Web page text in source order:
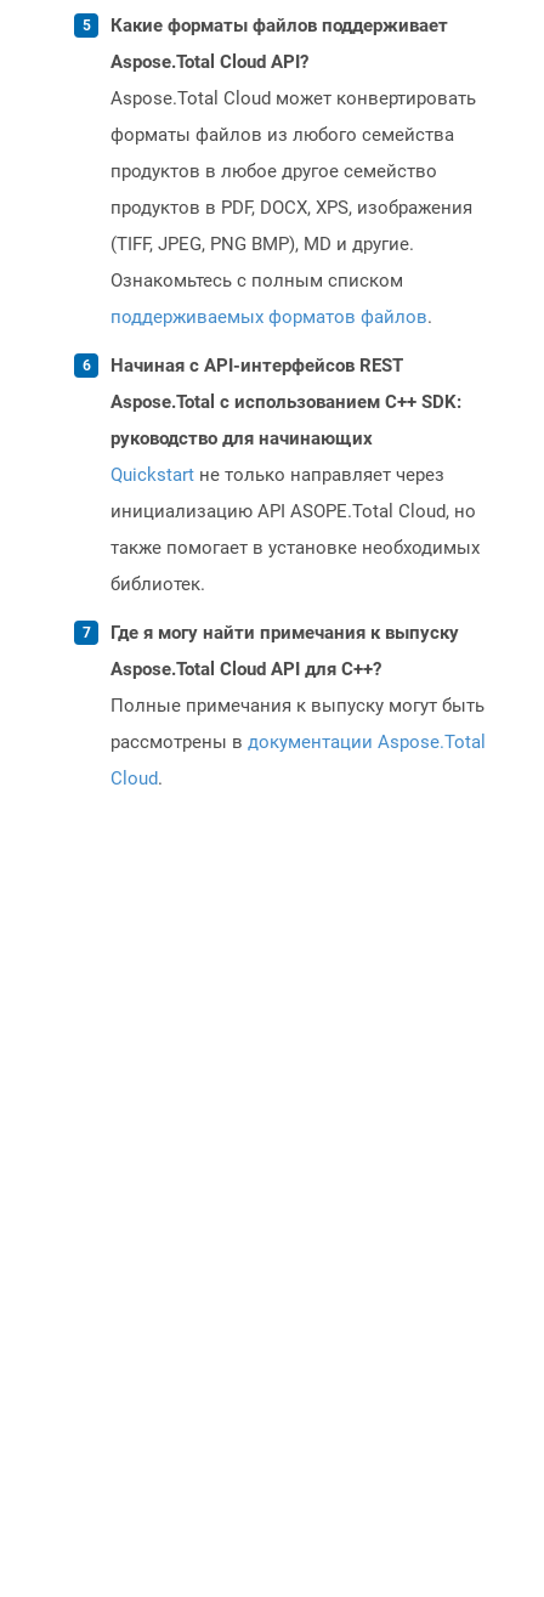
Какие форматы файлов поддерживает
Aspose.Total Cloud API?
Aspose.Total Cloud может конвертировать
форматы файлов из любого семейства
продуктов в любое другое семейство
продуктов в PDF, DOCX, XPS, изображения
(TIFF, JPEG, PNG BMP), MD и другие.
Ознакомьтесь с полным списком
поддерживаемых форматов файлов.
Начиная с API-интерфейсов REST
Aspose.Total с использованием C++ SDK:
руководство для начинающих
Quickstart не только направляет через
инициализацию API ASOPE.Total Cloud, но
также помогает в установке необходимых
библиотек.
Где я могу найти примечания к выпуску
Aspose.Total Cloud API для C++?
Полные примечания к выпуску могут быть
рассмотрены в документации Aspose.Total
Cloud.